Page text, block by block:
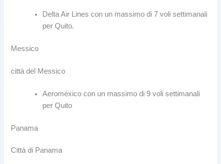
Delta Air Lines con un massimo di 7 voli settimanali
per Quito.
Messico
città del Messico
Aeroméxico con un massimo di 9 voli settimanali
per Quito
Panama
Città di Panama